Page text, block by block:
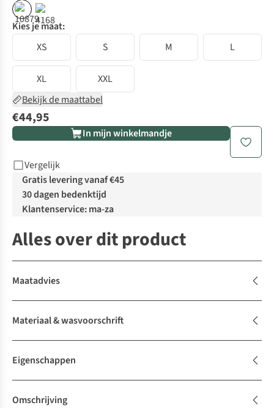
Kies je maat:
XS
S M L
XL
XXL
Bekijk de maattabel
€44,95
In mijn winkelmandje
Vergelijk
Gratis levering vanaf €45
30 dagen bedenktijd
Klantenservice: ma-za
Alles over dit product
Maatadvies
Materiaal & wasvoorschrift
Eigenschappen
Omschrijving